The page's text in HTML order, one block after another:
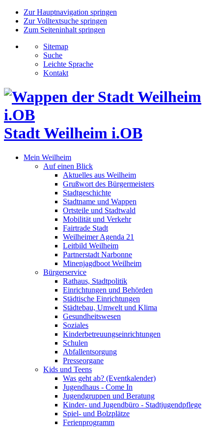
Zur Hauptnavigation springen
Zur Volltextsuche springen
Zum Seiteninhalt springen
Sitemap
Suche
Leichte Sprache
Kontakt
Stadt Weilheim i.OB
Mein Weilheim
Auf einen Blick
Aktuelles aus Weilheim
Grußwort des Bürgermeisters
Stadtgeschichte
Stadtname und Wappen
Ortsteile und Stadtwald
Mobilität und Verkehr
Fairtrade Stadt
Weilheimer Agenda 21
Leitbild Weilheim
Partnerstadt Narbonne
Minenjagdboot Weilheim
Bürgerservice
Rathaus, Stadtpolitik
Einrichtungen und Behörden
Städtische Einrichtungen
Städtebau, Umwelt und Klima
Gesundheitswesen
Soziales
Kinderbetreuungseinrichtungen
Schulen
Abfallentsorgung
Presseorgane
Kids und Teens
Was geht ab? (Eventkalender)
Jugendhaus - Come In
Jugendgruppen und Beratung
Kinder- und Jugendbüro - Stadtjugendpflege
Spiel- und Bolzplätze
Ferienprogramm